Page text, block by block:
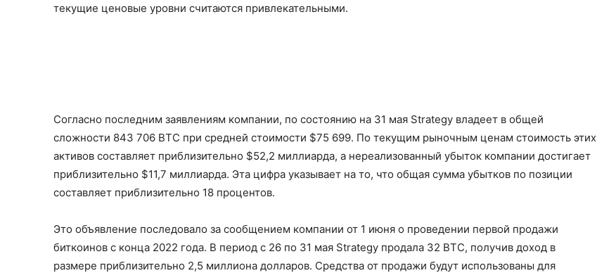
текущие ценовые уровни считаются привлекательными.
Согласно последним заявлениям компании, по состоянию на 31 мая Strategy владеет в общей
сложности 843 706 BTC при средней стоимости $75 699. По текущим рыночным ценам стоимость этих
активов составляет приблизительно $52,2 миллиарда, а нереализованный убыток компании достигает
приблизительно $11,7 миллиарда. Эта цифра указывает на то, что общая сумма убытков по позиции
составляет приблизительно 18 процентов.
Это объявление последовало за сообщением компании от 1 июня о проведении первой продажи
биткоинов с конца 2022 года. В период с 26 по 31 мая Strategy продала 32 BTC, получив доход в
размере приблизительно 2,5 миллиона долларов. Средства от продажи будут использованы для